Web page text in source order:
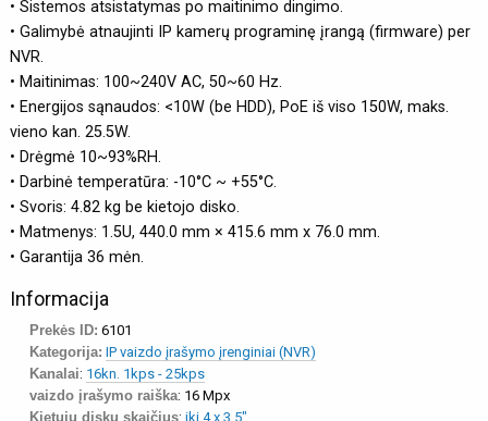
• Sistemos atsistatymas po maitinimo dingimo.
• Galimybė atnaujinti IP kamerų programinę įrangą (firmware) per
NVR.
• Maitinimas: 100~240V AC, 50~60 Hz.
• Energijos sąnaudos: <10W (be HDD), PoE iš viso 150W, maks.
vieno kan. 25.5W.
• Drėgmė 10~93%RH.
• Darbinė temperatūra: -10°C ~ +55°C.
• Svoris: 4.82 kg be kietojo disko.
• Matmenys: 1.5U, 440.0 mm × 415.6 mm x 76.0 mm.
• Garantija 36 mėn.
Informacija
Prekės ID: 6101
Kategorija: IP vaizdo įrašymo įrenginiai (NVR)
Kanalai: 16kn. 1kps - 25kps
vaizdo įrašymo raiška: 16 Mpx
Kietųjų diskų skaičius: iki 4 x 3.5"